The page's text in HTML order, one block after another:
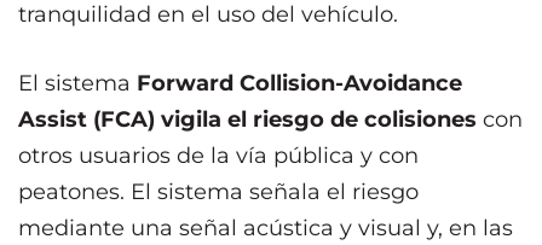
tranquilidad en el uso del vehículo.
El sistema Forward Collision-Avoidance
Assist (FCA) vigila el riesgo de colisiones con
otros usuarios de la vía pública y con
peatones. El sistema señala el riesgo
mediante una señal acústica y visual y, en las